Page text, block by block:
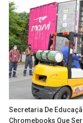
Secretaria De
Chromebooks Que